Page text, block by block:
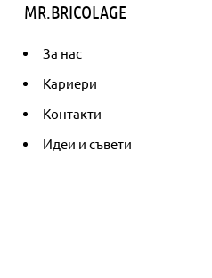
MR.BRICOLAGE
За нас
Кариери
Контакти
Идеи и съвети